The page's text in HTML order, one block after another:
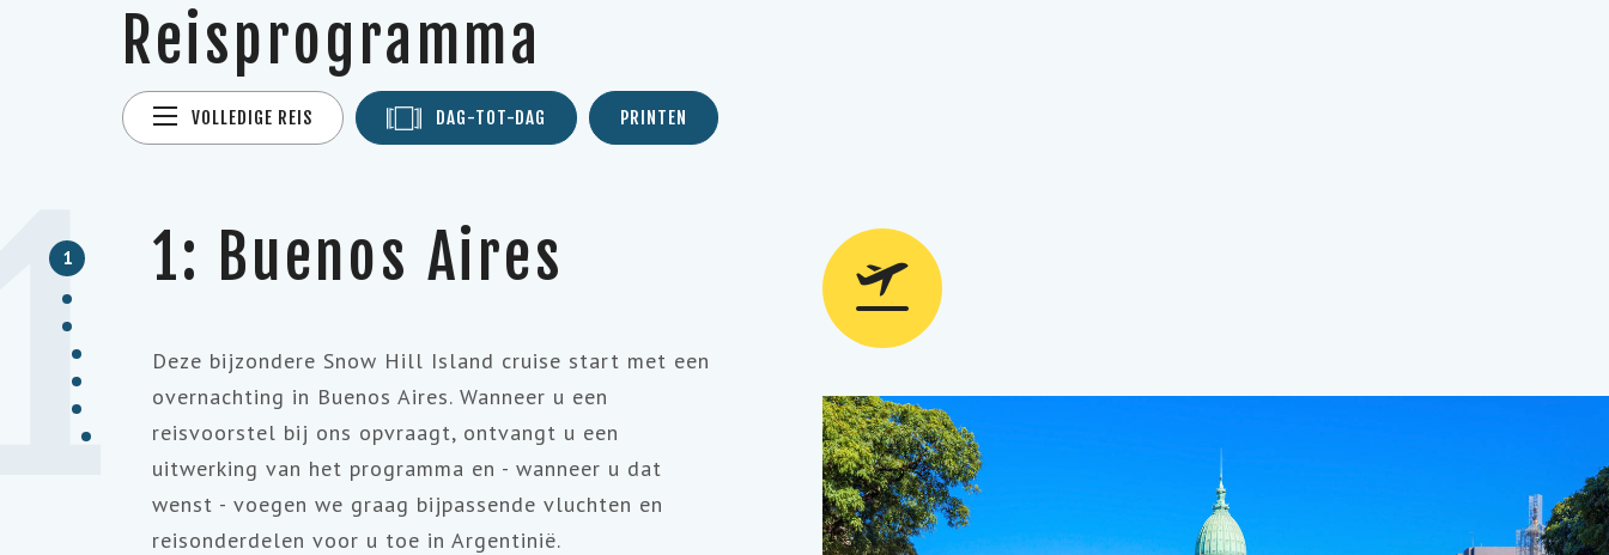
Reisprogramma
VOLLEDIGE REIS DAG-TOT-DAG PRINTEN
1 1: Buenos Aires
Deze bijzondere Snow Hill Island cruise start met een
overnachting in Buenos Aires. Wanneer u een
reisvoorstel bij ons opvraagt, ontvangt u een
uitwerking van het programma en - wanneer u dat
wenst - voegen we graag bijpassende vluchten en
reisonderdelen voor u toe in Argentinië.